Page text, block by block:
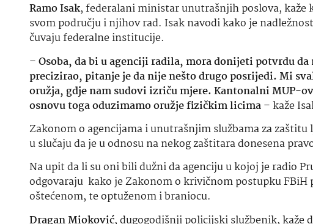
Ramo Isak, federalani ministar unutrašnjih poslova,
svom području i njihov rad. Isak navodi kako je
čuvaju federalne institucije.
–Osoba, da bi u agenciji radila, mora donijeti potvrdu
precizirao, pitanje je da nije nešto drugo posrijedi. Mi
oružja, gdje nam sudovi izriču mjere. Kantonalni MUP-
osnovu toga oduzimamo oružje fizičkim licima– kaže
Zakonom o agencijama i unutrašnjim službama za
u slučaju da je u odnosu na nekog zaštitara donesena
Na upit da li su oni bili dužni da agenciju u kojoj je radio
odgovaraju kako je Zakonom o krivičnom postupku
oštećenom, te optuženom i braniocu.
Dragan Mioković, dugogodišnji policijski službenik, kaže